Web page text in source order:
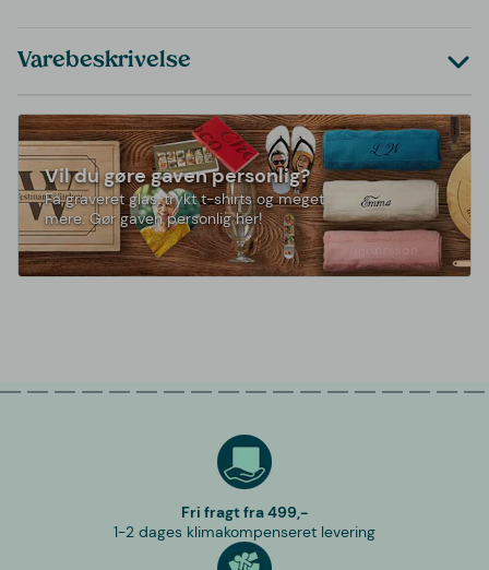
Varebeskrivelse
Vil du gøre gaven personlig?
Få graveret glas, trykt t-shirts og meget
mere. Gør gaven personlig her!
Fri fragt fra 499,-
1-2 dages klimakompenseret levering